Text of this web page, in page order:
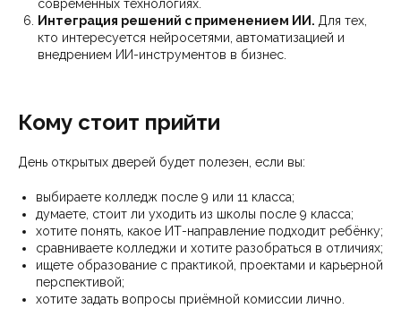
современных технологиях.
Интеграция решений с применением ИИ. Для тех,
кто интересуется нейросетями, автоматизацией и
внедрением ИИ-инструментов в бизнес.
Кому стоит прийти
День открытых дверей будет полезен, если вы:
выбираете колледж после 9 или 11 класса;
думаете, стоит ли уходить из школы после 9 класса;
хотите понять, какое ИТ-направление подходит ребёнку;
сравниваете колледжи и хотите разобраться в отличиях;
ищете образование с практикой, проектами и карьерной
перспективой;
хотите задать вопросы приёмной комиссии лично.